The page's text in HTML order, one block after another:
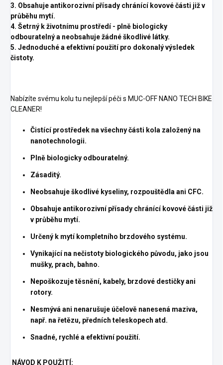
3. Obsahuje antikorozivní přísady chránící kovové části již v
průběhu mytí.
4. Šetrný k životnímu prostředí - plně biologicky
odbouratelný a neobsahuje žádné škodlivé látky.
5. Jednoduché a efektivní použití pro dokonalý výsledek
čistoty.
Nabízíte svému kolu tu nejlepší péči s MUC-OFF NANO TECH BIKE
CLEANER!
Čistící prostředek na všechny části kola založený na
nanotechnologii.
Plně biologicky odbouratelný.
Zásaditý.
Neobsahuje škodlivé kyseliny, rozpouštědla ani CFC.
Obsahuje antikorozivní přísady chránící kovové části již
v průběhu mytí.
Určený k mytí kompletního brzdového systému.
Vynikající na nečistoty biologického původu, jako jsou
mušky, prach, bahno.
Nepoškozuje těsnění, kabely, brzdové destičky ani
rotory.
Nesmývá ani nenarušuje účelově nanesená maziva,
např. na řetězu, předních teleskopech atd.
Snadné, rychlé a efektivní použití.
NÁVOD K POUŽITÍ: